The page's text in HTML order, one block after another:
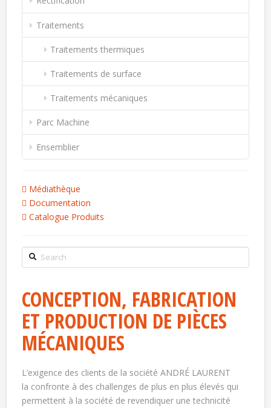
Traitements
Traitements thermiques
Traitements de surface
Traitements mécaniques
Parc Machine
Ensemblier
Médiathèque
Documentation
Catalogue Produits
Search
CONCEPTION, FABRICATION
ET PRODUCTION DE PIÈCES
MÉCANIQUES
L’exigence des clients de la société ANDRÉ LAURENT
la confronte à des challenges de plus en plus élevés qui
permettent à la société de revendiquer une technicité